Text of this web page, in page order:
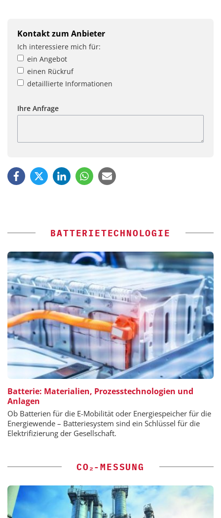
Kontakt zum Anbieter
Ich interessiere mich für:
ein Angebot
einen Rückruf
detaillierte Informationen
Ihre Anfrage
BATTERIETECHNOLOGIE
Batterie: Materialien, Prozesstechnologien und
Anlagen
Ob Batterien für die E-Mobilität oder Energiespeicher für die
Energiewende – Batteriesystem sind ein Schlüssel für die
Elektrifizierung der Gesellschaft.
CO₂-MESSUNG